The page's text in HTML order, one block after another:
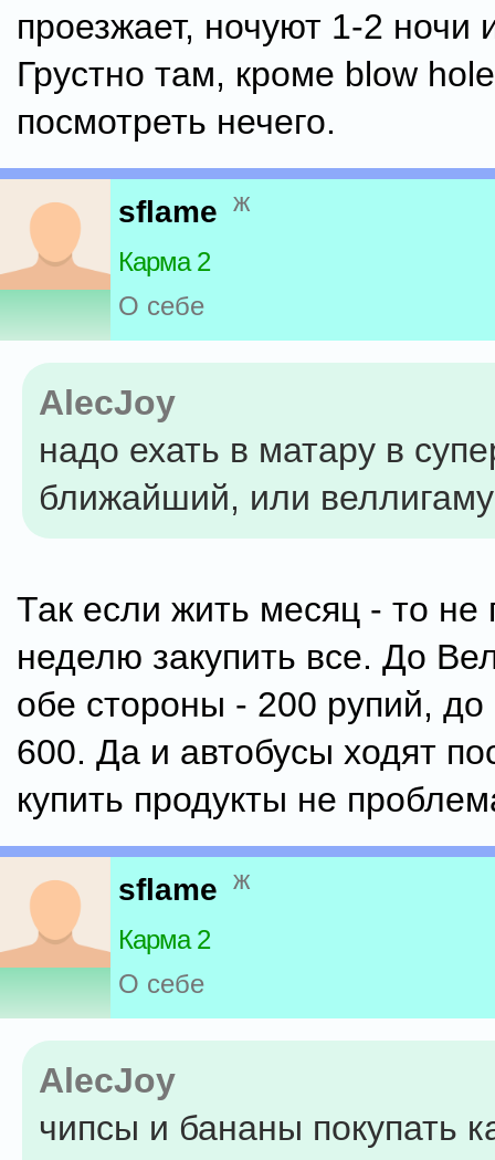
проезжает, ночуют 1-2 ночи
Грустно там, кроме blow
посмотреть нечего.
sflame ж
Карма 2
О себе
AlecJoy
надо ехать в матару в
ближайший, или
Так если жить месяц - то
неделю закупить все. До
обе стороны - 200 рупий,
600. Да и автобусы ходят
купить продукты не
sflame ж
Карма 2
О себе
AlecJoy
чипсы и бананы покупать